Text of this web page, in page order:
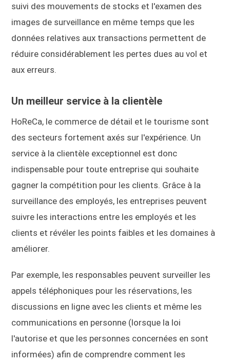
suivi des mouvements de stocks et l'examen des
images de surveillance en même temps que les
données relatives aux transactions permettent de
réduire considérablement les pertes dues au vol et
aux erreurs.
Un meilleur service à la clientèle
HoReCa, le commerce de détail et le tourisme sont
des secteurs fortement axés sur l'expérience. Un
service à la clientèle exceptionnel est donc
indispensable pour toute entreprise qui souhaite
gagner la compétition pour les clients. Grâce à la
surveillance des employés, les entreprises peuvent
suivre les interactions entre les employés et les
clients et révéler les points faibles et les domaines à
améliorer.
Par exemple, les responsables peuvent surveiller les
appels téléphoniques pour les réservations, les
discussions en ligne avec les clients et même les
communications en personne (lorsque la loi
l'autorise et que les personnes concernées en sont
informées) afin de comprendre comment les